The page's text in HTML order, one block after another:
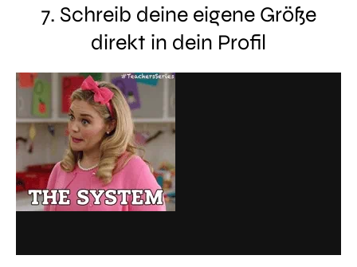
7. Schreib deine eigene Größe
direkt in dein Profil